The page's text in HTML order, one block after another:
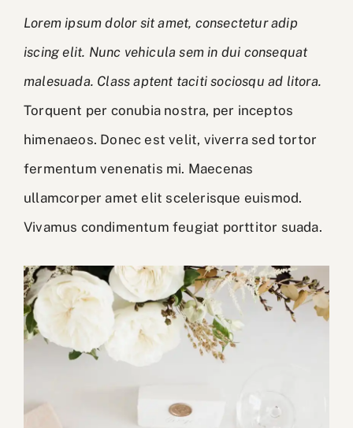
Lorem ipsum dolor sit amet, consectetur adip
iscing elit. Nunc vehicula sem in dui consequat
malesuada. Class aptent taciti sociosqu ad litora.
Torquent per conubia nostra, per inceptos
himenaeos. Donec est velit, viverra sed tortor
fermentum venenatis mi. Maecenas
ullamcorper amet elit scelerisque euismod.
Vivamus condimentum feugiat porttitor suada.